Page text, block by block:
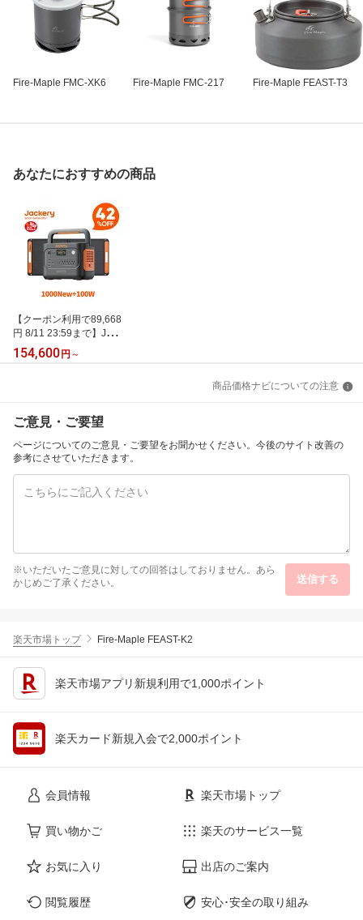
Fire-Maple FMC-XK6 Fire-Maple FMC-217 Fire-Maple FEAST-T3
あなたにおすすめの商品
【クーポン利用で89,668
円 8/11 23:59まで】Jack
ery Solar Generator 100
0 New 1070Wh 100W ポ
0W コンパクト 急速充電
アウトドア 防災 車中泊
UPS機能 太陽光発電 ジ
ャクリ
154,600 円 ～
商品価格ナビについての注意
ご意見・ご要望
ページについてのご意見・ご要望をお聞かせください。今後のサイト改善の
参考にさせていただきます。
※いただいたご意見に対しての回答はしておりません。あら
かじめご了承ください。
送信する
楽天市場トップ Fire-Maple FEAST-K2
楽天市場アプリ新規利用で1,000ポイント
楽天カード新規入会で2,000ポイント
会員情報
買い物かご
お気に入り
閲覧履歴
楽天市場トップ
楽天のサービス一覧
出店のご案内
安心･安全の取り組み